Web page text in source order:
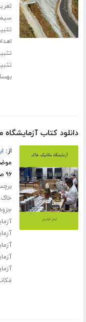
دانلود کتاب
از:
۹۶ صفحه
خاک